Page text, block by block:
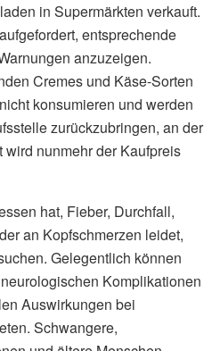
in Supermärkten verkauft.
entsprechende
anzuzeigen.
Cremes und Käse-Sorten
konsumieren und werden
zurückzubringen, an der
nunmehr der Kaufpreis
hat, Fieber, Durchfall,
an Kopfschmerzen leidet,
Gelegentlich können
Komplikationen
Auswirkungen bei
Schwangere,